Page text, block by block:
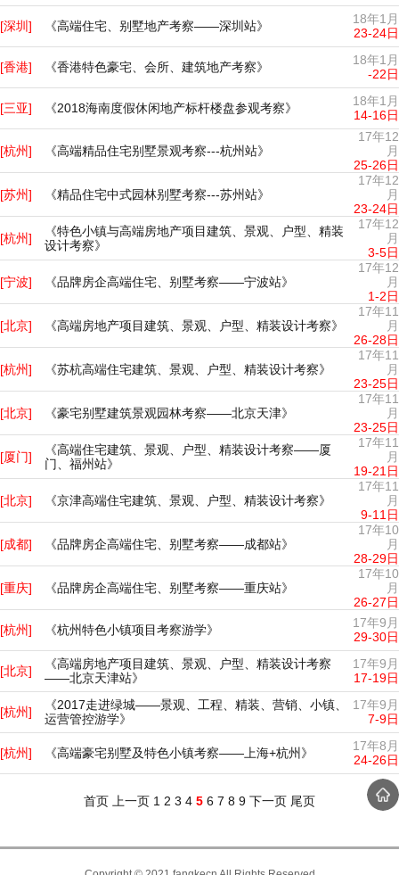
[深圳] 《高端住宅、别墅地产考察——深圳站》
18年1月
23-24日
[香港] 《香港特色豪宅、会所、建筑地产考察》
18年1月
-22日
[三亚] 《2018海南度假休闲地产标杆楼盘参观考察》
18年1月
14-16日
[杭州] 《高端精品住宅别墅景观考察---杭州站》
17年12
月
25-26日
[苏州] 《精品住宅中式园林别墅考察---苏州站》
17年12
月
23-24日
[杭州]
《特色小镇与高端房地产项目建筑、景观、户型、精装
设计考察》
17年12
月
3-5日
[宁波] 《品牌房企高端住宅、别墅考察——宁波站》
17年12
月
1-2日
[北京] 《高端房地产项目建筑、景观、户型、精装设计考察》
17年11
月
26-28日
[杭州] 《苏杭高端住宅建筑、景观、户型、精装设计考察》
17年11
月
23-25日
[北京] 《豪宅别墅建筑景观园林考察——北京天津》
17年11
月
23-25日
[厦门]
《高端住宅建筑、景观、户型、精装设计考察——厦
门、福州站》
17年11
月
19-21日
[北京] 《京津高端住宅建筑、景观、户型、精装设计考察》
17年11
月
9-11日
[成都] 《品牌房企高端住宅、别墅考察——成都站》
17年10
月
28-29日
[重庆] 《品牌房企高端住宅、别墅考察——重庆站》
17年10
月
26-27日
[杭州]
《杭州特色小镇项目考察游学》
17年9月
29-30日
[北京]
《高端房地产项目建筑、景观、户型、精装设计考察
——北京天津站》
17年9月
17-19日
[杭州]
《2017走进绿城——景观、工程、精装、营销、小镇、
运营管控游学》
17年9月
7-9日
[杭州] 《高端豪宅别墅及特色小镇考察——上海+杭州》
17年8月
24-26日
首页 上一页 1 2 3 4 5 6 7 8 9 下一页 尾页